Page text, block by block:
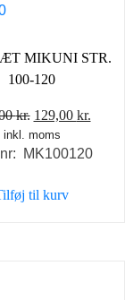
MIKUNI STR.
100-120
kr. Den
oprindelige
pris
300,00 kr..
129,00 kr.
pris
inkl. moms
MK100120
til kurv